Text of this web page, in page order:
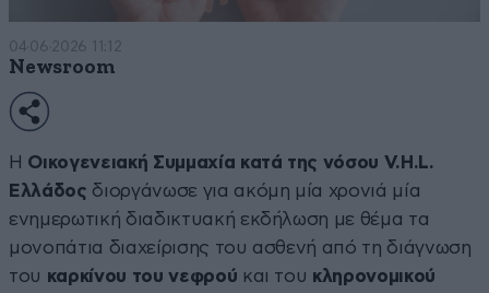
04·06·2026 11:12
Newsroom
Η Οικογενειακή Συμμαχία κατά της νόσου V.H.L.
Ελλάδος διοργάνωσε για ακόμη μία χρονιά μία
ενημερωτική διαδικτυακή εκδήλωση με θέμα τα
μονοπάτια διαχείρισης του ασθενή από τη διάγνωση
του καρκίνου του νεφρού και του κληρονομικού